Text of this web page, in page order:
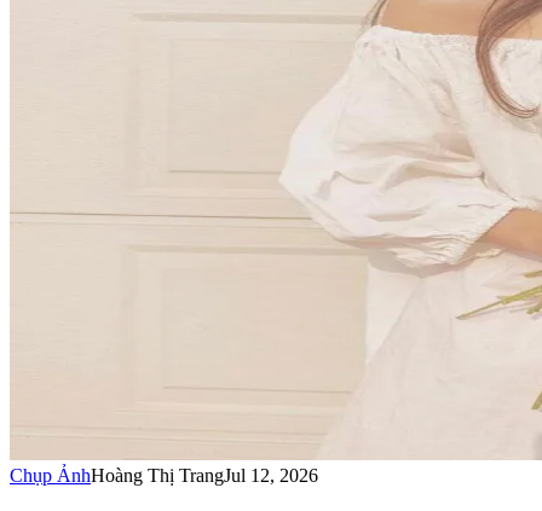
Chụp ẢnhHoàng Thị TrangJul 12, 2026